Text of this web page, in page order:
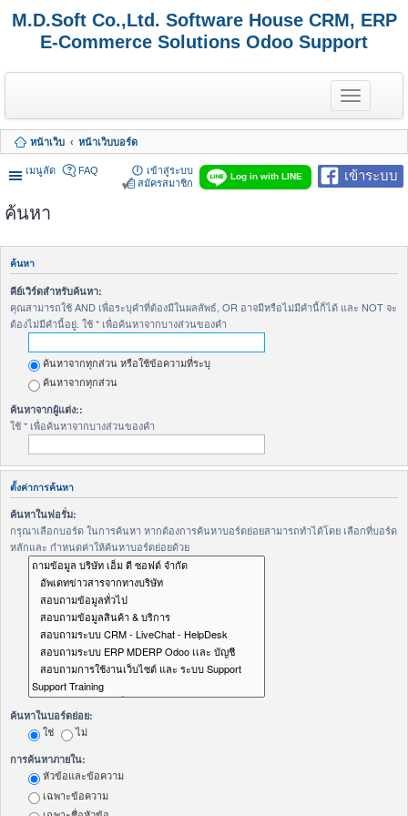
M.D.Soft Co.,Ltd. Software House CRM, ERP
E-Commerce Solutions Odoo Support
T
o
g
l
e
n
a
a
i
หน้าเว็บ หน้าเว็บบอร์ด
เมนูลัด เข้าระบบ
Log in with LINE
FAQ
เข้าสู่ระบบ
สมัครสมาชิก
ค้นหา
ค้นหา
คีย์เวิร์ดสำหรับค้นหา:
คุณสามารถใช้ AND เพื่อระบุคำที่ต้องมีในผลลัพธ์, OR อาจมีหรือไม่มีคำนี้ก็ได้ และ NOT จะ
ต้องไม่มีคำนี้อยู่. ใช้ * เพื่อค้นหาจากบางส่วนของคำ
ค้นหาจากทุกส่วน หรือใช้ข้อความที่ระบุ
ค้นหาจากทุกส่วน
ค้นหาจากผู้แต่ง::
ใช้ * เพื่อค้นหาจากบางส่วนของคำ
ตั้งค่าการค้นหา
ค้นหาในฟอรั่ม:
กรุณาเลือกบอร์ด ในการค้นหา หากต้องการค้นหาบอร์ดย่อยสามารถทำได้โดย เลือกที่บอร์ด
หลักและ กำหนดค่าให้ค้นหาบอร์ดย่อยด้วย
ค้นหาในบอร์ดย่อย:
ใช่ ไม่
การค้นหาภายใน:
หัวข้อและข้อความ
เฉพาะข้อความ